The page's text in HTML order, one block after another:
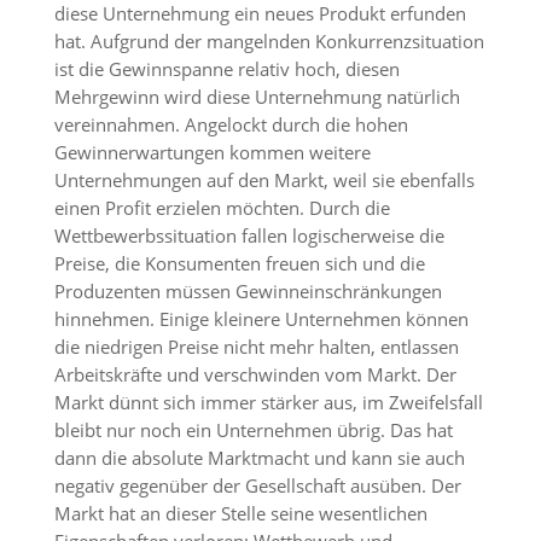
diese Unternehmung ein neues Produkt erfunden
hat. Aufgrund der mangelnden Konkurrenzsituation
ist die Gewinnspanne relativ hoch, diesen
Mehrgewinn wird diese Unternehmung natürlich
vereinnahmen. Angelockt durch die hohen
Gewinnerwartungen kommen weitere
Unternehmungen auf den Markt, weil sie ebenfalls
einen Profit erzielen möchten. Durch die
Wettbewerbssituation fallen logischerweise die
Preise, die Konsumenten freuen sich und die
Produzenten müssen Gewinneinschränkungen
hinnehmen. Einige kleinere Unternehmen können
die niedrigen Preise nicht mehr halten, entlassen
Arbeitskräfte und verschwinden vom Markt. Der
Markt dünnt sich immer stärker aus, im Zweifelsfall
bleibt nur noch ein Unternehmen übrig. Das hat
dann die absolute Marktmacht und kann sie auch
negativ gegenüber der Gesellschaft ausüben. Der
Markt hat an dieser Stelle seine wesentlichen